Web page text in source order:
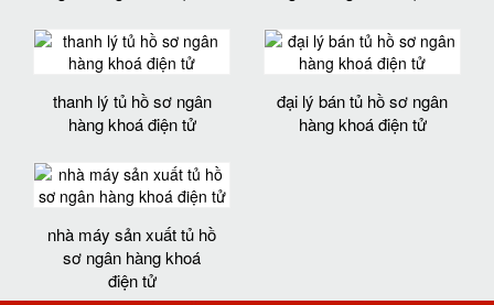
thanh lý tủ hồ sơ ngân
hàng khoá điện tử
đại lý bán tủ hồ sơ ngân
hàng khoá điện tử
nhà máy sản xuất tủ hồ
sơ ngân hàng khoá
điện tử